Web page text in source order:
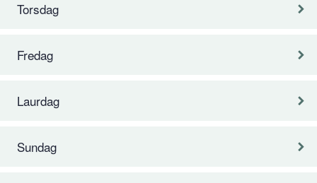
Torsdag
Fredag
Laurdag
Sundag